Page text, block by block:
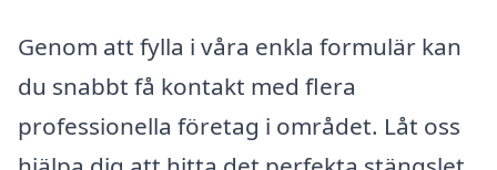
Genom att fylla i våra enkla formulär kan
du snabbt få kontakt med flera
professionella företag i området. Låt oss